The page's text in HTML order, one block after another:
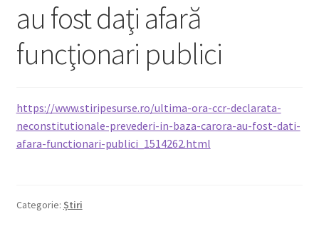
Legislație
Legături utile
Oferte membri
Contact
au fost daţi afară
funcţionari publici
https://www.stiripesurse.ro/ultima-ora-ccr-declarata-
neconstitutionale-prevederi-in-baza-carora-au-fost-dati-
afara-functionari-publici_1514262.html
Categorie: Știri